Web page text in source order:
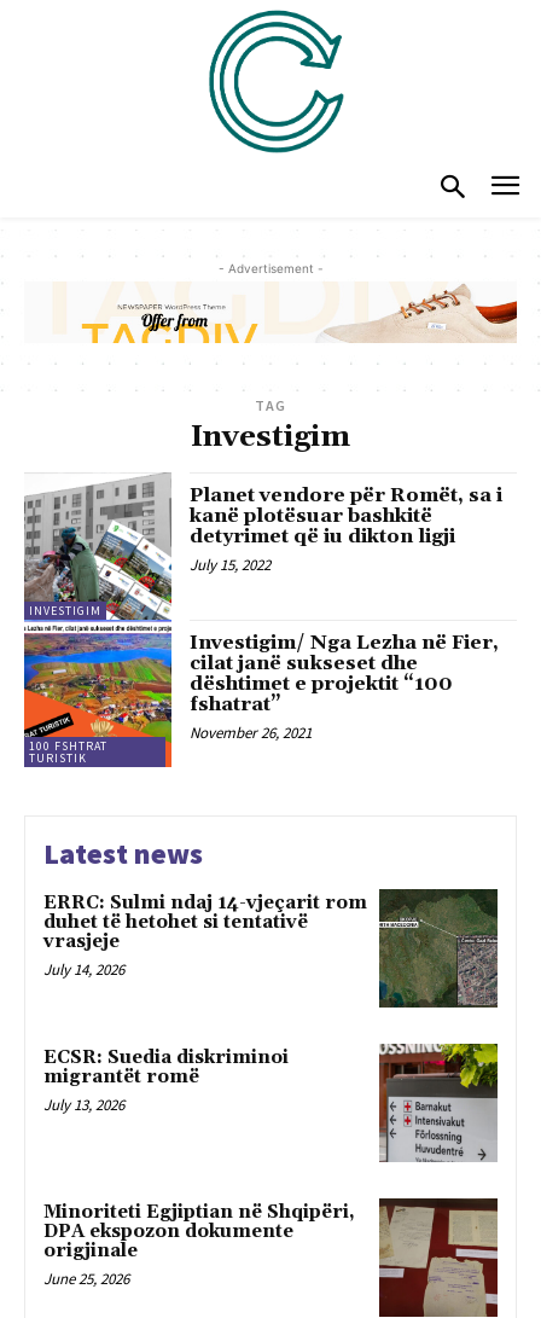
- Advertisement -
TAG
Investigim
INVESTIGIM
Planet vendore për Romët, sa i
kanë plotësuar bashkitë
detyrimet që iu dikton ligji
July 15, 2022
100 FSHTRAT
TURISTIK
Investigim/ Nga Lezha në Fier,
cilat janë sukseset dhe
dështimet e projektit “100
fshatrat”
November 26, 2021
Latest news
ERRC: Sulmi ndaj 14-vjeçarit rom
duhet të hetohet si tentativë
vrasjeje
July 14, 2026
ECSR: Suedia diskriminoi
migrantët romë
July 13, 2026
Minoriteti Egjiptian në Shqipëri,
DPA ekspozon dokumente
origjinale
June 25, 2026